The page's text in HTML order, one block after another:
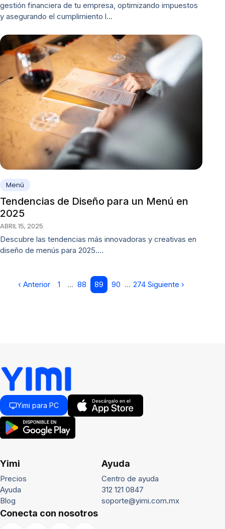
gestión financiera de tu empresa, optimizando impuestos
y asegurando el cumplimiento l…
Menú
Tendencias de Diseño para un Menú en
2025
ABRIL 15, 2025
Descubre las tendencias más innovadoras y creativas en
diseño de menús para 2025.…
‹ Anterior 1 … 88 89 90 … 274 Siguiente ›
Yimi para PC
Yimi
Precios
Ayuda
Blog
Ayuda
Centro de ayuda
312 121 0847
soporte@yimi.com.mx
Conecta con nosotros